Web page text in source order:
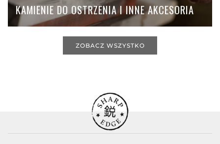
KAMIENIE DO OSTRZENIA I INNE AKCESORIA
ZOBACZ WSZYSTKO